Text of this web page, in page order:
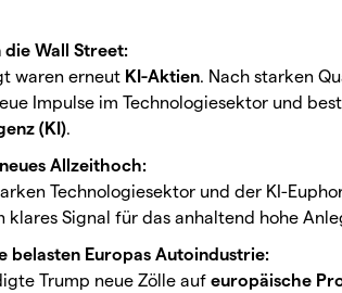
Wall Street:
waren erneut KI-Aktien. Nach starken
Impulse im Technologiesektor und
(KI).
Allzeithoch:
Technologiesektor und der KI-
klares Signal für das anhaltend hohe
belasten Europas Autoindustrie:
Trump neue Zölle auf europäische